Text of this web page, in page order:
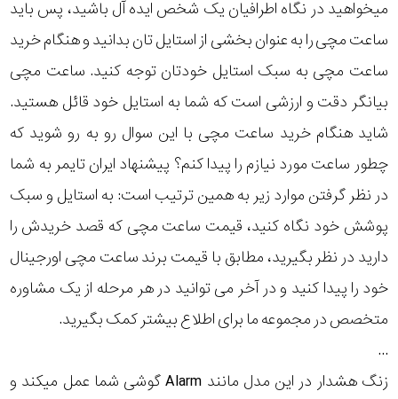
میخواهید در نگاه اطرافیان یک شخص ایده آل باشید، پس باید
ساعت مچی را به عنوان بخشی از استایل تان بدانید و هنگام خرید
ساعت مچی به سبک استایل خودتان توجه کنید. ساعت مچی
بیانگر دقت و ارزشی است که شما به استایل خود قائل هستید.
شاید هنگام خرید ساعت مچی با این سوال رو به رو شوید که
چطور ساعت مورد نیازم را پیدا کنم؟ پیشنهاد ایران تایمر به شما
در نظر گرفتن موارد زیر به همین ترتیب است: به استایل و سبک
پوشش خود نگاه کنید، قیمت ساعت مچی که قصد خریدش را
دارید در نظر بگیرید، مطابق با قیمت برند ساعت مچی اورجینال
خود را پیدا کنید و در آخر می توانید در هر مرحله از یک مشاوره
متخصص در مجموعه ما برای اطلاع بیشتر کمک بگیرید.
...
زنگ هشدار در این مدل مانند Alarm گوشی شما عمل میکند و
متی
تیسوت
اکس
نمایش
بیشتر...
رده
محدوده
عرض
قاب
طرح
بند
صفحه